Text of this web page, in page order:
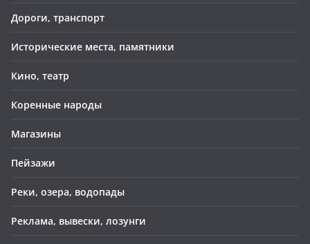
Дороги, транспорт
Исторические места, памятники
Кино, театр
Коренные народы
Магазины
Пейзажи
Реки, озера, водопады
Реклама, вывески, лозунги